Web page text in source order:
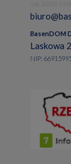
BasenDOM
Laskowa
NIP: